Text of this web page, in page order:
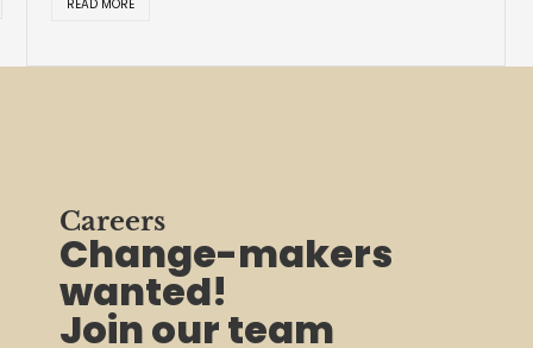
wanted!
Join our team
See our current job listings >>